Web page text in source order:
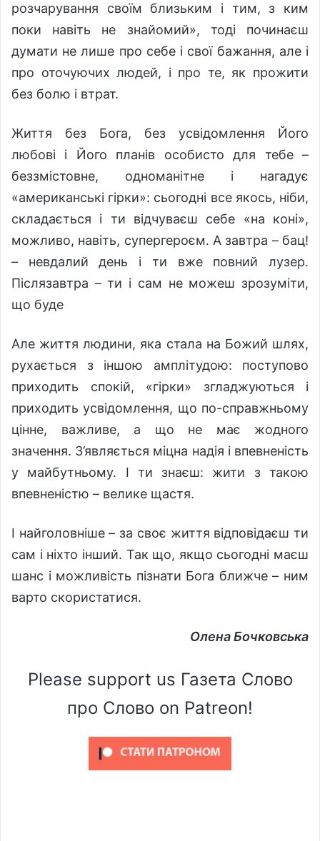
розчарування своїм близьким і тим, з ким
поки навіть не знайомий», тоді починаєш
думати не лише про себе і свої бажання, але і
про оточуючих людей, і про те, як прожити
без болю і втрат.
Життя без Бога, без усвідомлення Його
любові і Його планів особисто для тебе –
беззмістовне, одноманітне і нагадує
«американські гірки»: сьогодні все якось, ніби,
складається і ти відчуваєш себе «на коні»,
можливо, навіть, супергероєм. А завтра – бац!
– невдалий день і ти вже повний лузер.
Післязавтра – ти і сам не можеш зрозуміти,
що буде
Але життя людини, яка стала на Божий шлях,
рухається з іншою амплітудою: поступово
приходить спокій, «гірки» згладжуються і
приходить усвідомлення, що по-справжньому
цінне, важливе, а що не має жодного
значення. З’являється міцна надія і впевненість
у майбутньому. І ти знаєш: жити з такою
впевненістю – велике щастя.
І найголовніше – за своє життя відповідаєш ти
сам і ніхто інший. Так що, якщо сьогодні маєш
шанс і можливість пізнати Бога ближче – ним
варто скористатися.
Олена Бочковська
Please support us Газета Слово
про Слово on Patreon!